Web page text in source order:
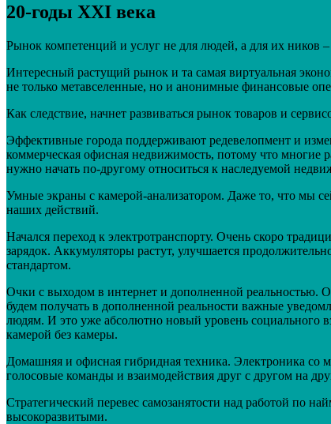
20-годы XXI века
Рынок компетенций и услуг не для людей, а для их ников
Интересный растущий рынок и та самая виртуальная
не только метавселенные, но и анонимные финансовые
Как следствие, начнет развиваться рынок товаров и
Эффективные города поддерживают редевелопмент и
коммерческая офисная недвижимость, потому что многие
нужно начать по-другому относиться к наследуемой
Умные экраны с камерой-анализатором. Даже то, что мы
наших действий.
Начался переход к электротранспорту. Очень скоро
зарядок. Аккумуляторы растут, улучшается
стандартом.
Очки с выходом в интернет и дополненной реальностью.
будем получать в дополненной реальности важные
людям. И это уже абсолютно новый уровень социального
камерой без камеры.
Домашняя и офисная гибридная техника. Электроника
голосовые команды и взаимодействия друг с другом на
Стратегический перевес самозанятости над работой по
высокоразвитыми.